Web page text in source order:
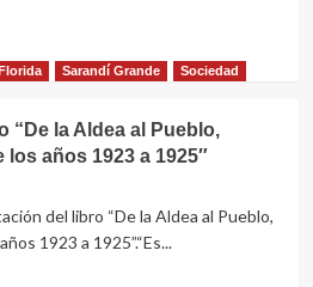
Sarandí Grande Sociedad
“De la Aldea al Pueblo,
años 1923 a 1925″
del libro “De la Aldea al Pueblo,
1923 a 1925”.“Es...